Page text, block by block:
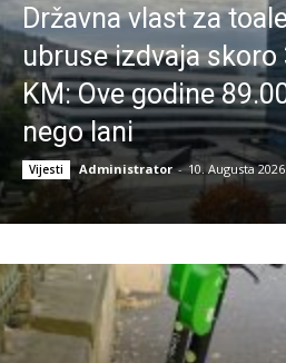
Državna vlast za
ubruse izdvaja skoro
KM: Ove godine
nego lani
Vijesti Administrator - 10. Augusta 2026.